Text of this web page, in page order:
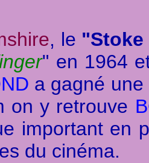
, le
" en 1964
a gagné
on y retrouve
important en
du cinéma.